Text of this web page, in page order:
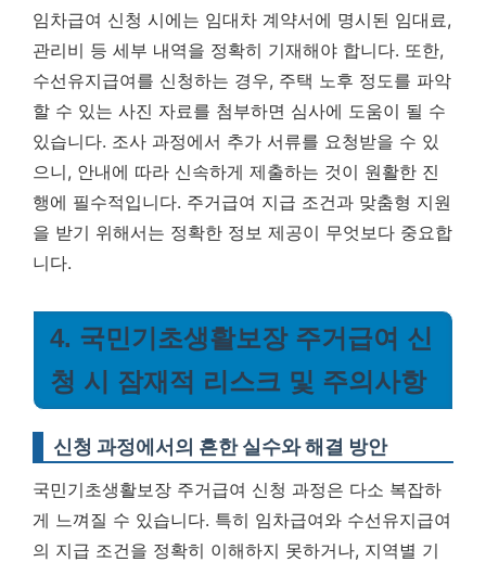
임차급여 신청 시에는 임대차 계약서에 명시된 임대료,
관리비 등 세부 내역을 정확히 기재해야 합니다. 또한,
수선유지급여를 신청하는 경우, 주택 노후 정도를 파악
할 수 있는 사진 자료를 첨부하면 심사에 도움이 될 수
있습니다. 조사 과정에서 추가 서류를 요청받을 수 있
으니, 안내에 따라 신속하게 제출하는 것이 원활한 진
행에 필수적입니다. 주거급여 지급 조건과 맞춤형 지원
을 받기 위해서는 정확한 정보 제공이 무엇보다 중요합
니다.
4. 국민기초생활보장 주거급여 신
청 시 잠재적 리스크 및 주의사항
신청 과정에서의 흔한 실수와 해결 방안
국민기초생활보장 주거급여 신청 과정은 다소 복잡하
게 느껴질 수 있습니다. 특히 임차급여와 수선유지급여
의 지급 조건을 정확히 이해하지 못하거나, 지역별 기